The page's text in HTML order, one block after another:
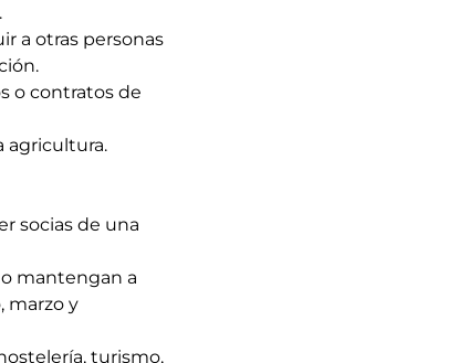
a otras personas
o contratos de
agricultura.
socias de una
mantengan a
marzo y
turismo,